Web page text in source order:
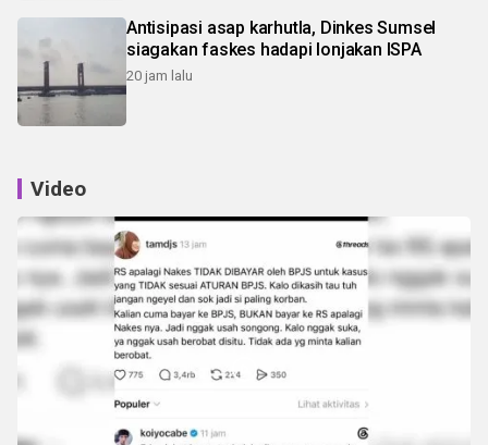
Antisipasi asap karhutla, Dinkes Sumsel
siagakan faskes hadapi lonjakan ISPA
20 jam lalu
Video